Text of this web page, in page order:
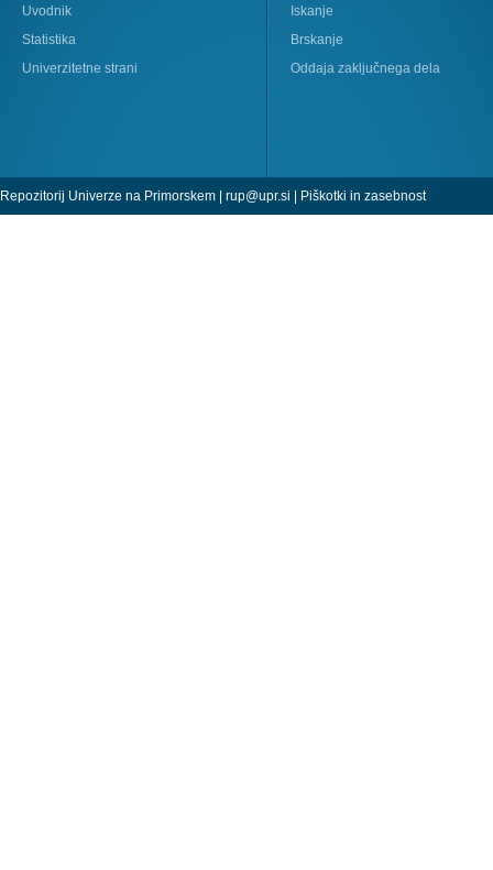
Uvodnik
Statistika
Univerzitetne strani
Iskanje
Brskanje
Oddaja zaključnega dela
Repozitorij Univerze na Primorskem | rup@upr.si | Piškotki in zasebnost